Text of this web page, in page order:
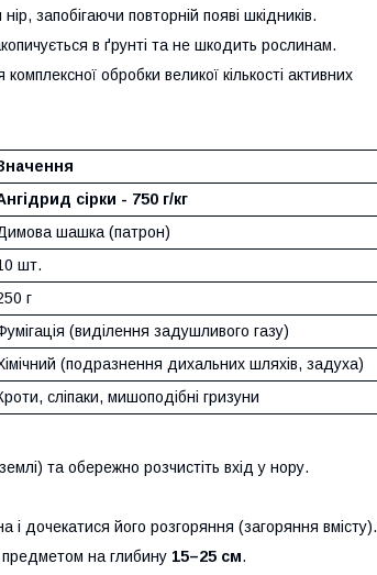
запобігаючи повторній появі шкідників.
в ґрунті та не шкодить рослинам.
обробки великої кількості активних
сірки - 750 г/кг
шашка (патрон)
шт.
г
(виділення задушливого газу)
(подразнення дихальних шляхів, задуха)
сліпаки, мишоподібні гризуни
та обережно розчистіть вхід у нору.
дочекатися його розгоряння (загоряння вмісту).
на глибину 15–25 см.